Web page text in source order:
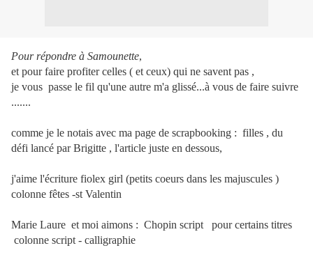
Pour répondre à Samounette,
et pour faire profiter celles ( et ceux) qui ne savent pas ,
je vous passe le fil qu'une autre m'a glissé...à vous de faire suivre
.......
comme je le notais avec ma page de scrapbooking : filles , du
défi lancé par Brigitte , l'article juste en dessous,
j'aime l'écriture fiolex girl (petits coeurs dans les majuscules )
colonne fêtes -st Valentin
Marie Laure et moi aimons : Chopin script pour certains titres
colonne script - calligraphie